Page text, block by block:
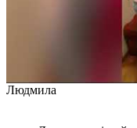
Людмила